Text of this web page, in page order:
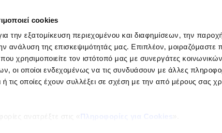
cookies
την εξατομίκευση περιεχομένου και διαφημίσεων, την
ανάλυση της επισκεψιμότητάς μας. Επιπλέον, μοιραζόμαστε
χρησιμοποιείτε τον ιστότοπό μας με συνεργάτες
οι οποίοι ενδεχομένως να τις συνδυάσουν με άλλες
τις οποίες έχουν συλλέξει σε σχέση με την από μέρους σας
ανατρέξτε στις « Πληροφορίες για Cookies ».
Ιδιώτες